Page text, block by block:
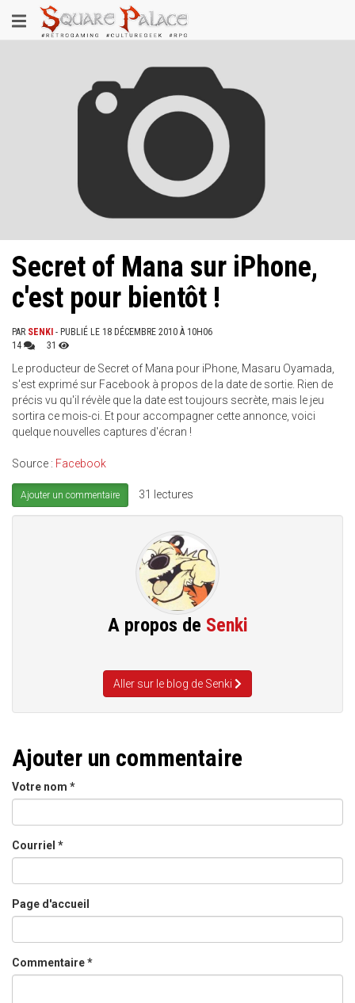
au
contenu
Toggle
navigation
Secret of Mana sur iPhone,
c'est pour bientôt !
PAR SENKI - PUBLIÉ LE 18 DÉCEMBRE 2010 À 10H06
14
31
Le producteur de Secret of Mana pour iPhone, Masaru Oyamada,
s'est exprimé sur Facebook à propos de la date de sortie. Rien de
précis vu qu'il révèle que la date est toujours secrète, mais le jeu
sortira ce mois-ci. Et pour accompagner cette annonce, voici
quelque nouvelles captures d'écran !
Source : Facebook
Ajouter un commentaire 31 lectures
A propos de Senki
Aller sur le blog de Senki
Ajouter un commentaire
Votre nom *
Courriel *
Page d'accueil
Commentaire*